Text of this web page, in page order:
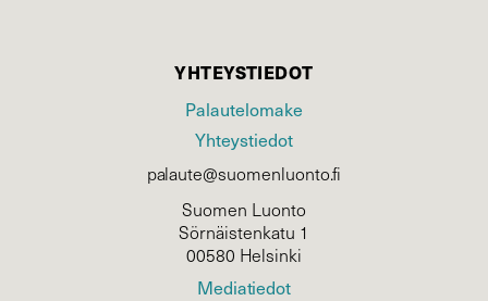
YHTEYSTIEDOT
Palautelomake
Yhteystiedot
palaute@suomenluonto.fi
Suomen Luonto
Sörnäistenkatu 1
00580 Helsinki
Mediatiedot